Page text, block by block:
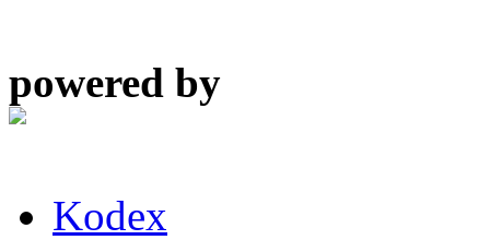
powered by
Kodex